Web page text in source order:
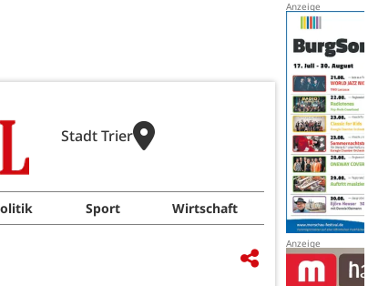
Stadt Trier
Sport Wirtschaft